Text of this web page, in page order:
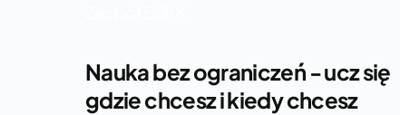
Nauka bez ograniczeń - ucz się
gdzie chcesz i kiedy chcesz